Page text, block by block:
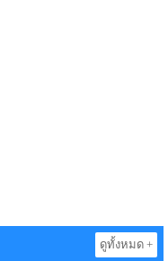
ดูทั้งหมด +